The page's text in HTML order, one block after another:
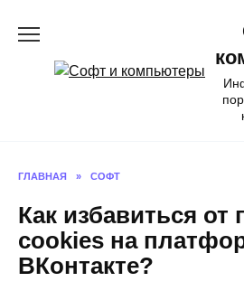
ГЛАВНАЯ » СОФТ
Как избавиться от
cookies на
ВКонтакте?